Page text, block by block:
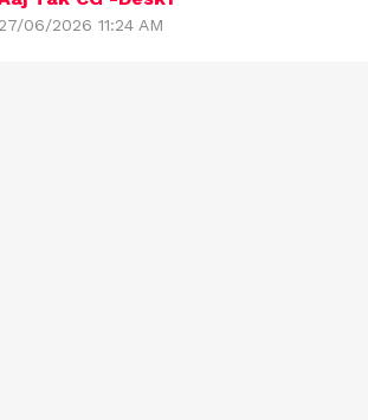
27/06/2026 11:24 AM